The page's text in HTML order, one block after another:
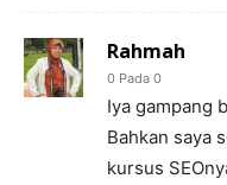
Rahmah
0 Pada 0
Iya gampang
Bahkan saya
kursus